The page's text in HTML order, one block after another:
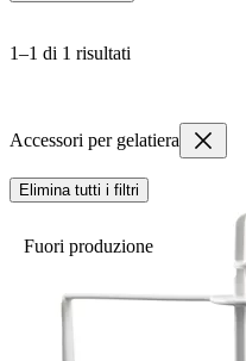
1–1 di 1 risultati
Accessori per gelatiera
Elimina tutti i filtri
Fuori produzione